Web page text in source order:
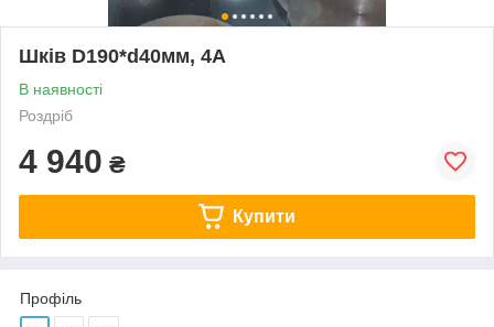
Шків D190*d40мм, 4А
В наявності
Роздріб
4 940 ₴
Купити
Профіль